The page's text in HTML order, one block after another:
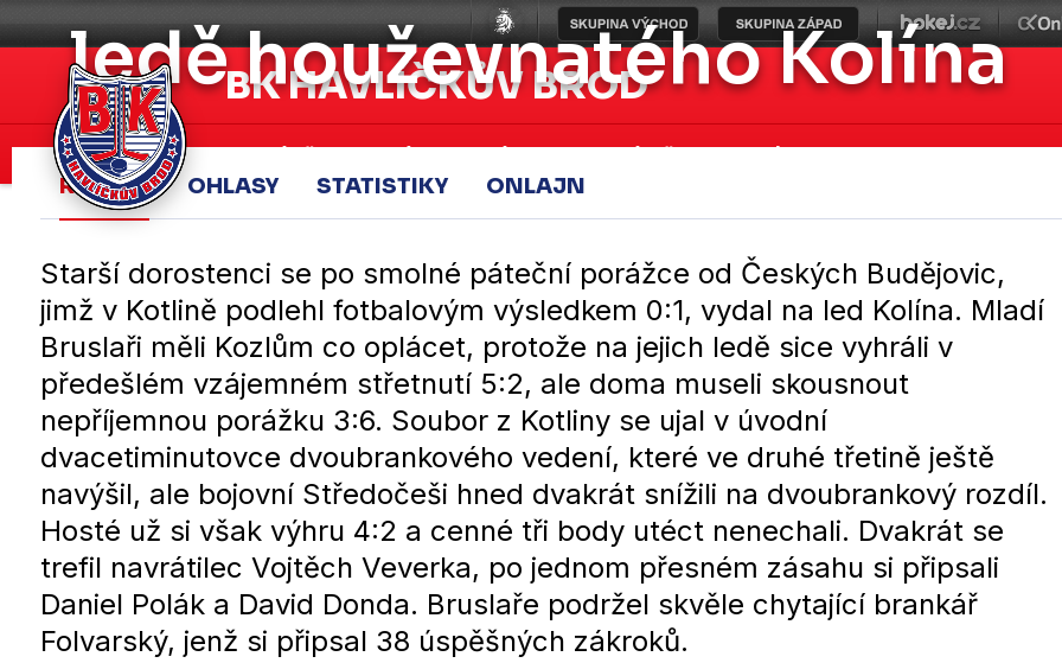
BK HAVLÍČKŮV BROD
Aktuálně A-tým Zápasy Mládež Fanzóna Klub Historie
ledě houževnatého Kolína
REPORT OHLASY STATISTIKY ONLAJN
Starší dorostenci se po smolné páteční porážce od Českých Budějovic,
jimž v Kotlině podlehl fotbalovým výsledkem 0:1, vydal na led Kolína. Mladí
Bruslaři měli Kozlům co oplácet, protože na jejich ledě sice vyhráli v
předešlém vzájemném střetnutí 5:2, ale doma museli skousnout
nepříjemnou porážku 3:6. Soubor z Kotliny se ujal v úvodní
dvacetiminutovce dvoubrankového vedení, které ve druhé třetině ještě
navýšil, ale bojovní Středočeši hned dvakrát snížili na dvoubrankový rozdíl.
Hosté už si však výhru 4:2 a cenné tři body utéct nenechali. Dvakrát se
trefil navrátilec Vojtěch Veverka, po jednom přesném zásahu si připsali
Daniel Polák a David Donda. Bruslaře podržel skvěle chytající brankář
Folvarský, jenž si připsal 38 úspěšných zákroků.